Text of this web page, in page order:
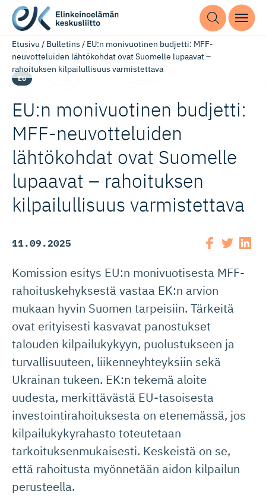
Etusivu / Bulletins / EU:n monivuotinen budjetti: MFF-
neuvotteluiden lähtökohdat ovat Suomelle lupaavat –
rahoituksen kilpailullisuus varmistettava
EU
EU:n monivuotinen budjetti:
MFF-neuvot­te­luiden
lähtökohdat ovat Suomelle
lupaavat – rahoituksen
kilpailul­lisuus varmistettava
11.09.2025
Komission esitys EU:n monivuotisesta MFF-
rahoituskehyksestä vastaa EK:n arvion
mukaan hyvin Suomen tarpeisiin. Tärkeitä
ovat erityisesti kasvavat panostukset
talouden kilpailukykyyn, puolustukseen ja
turvallisuuteen, liikenneyhteyksiin sekä
Ukrainan tukeen. EK:n tekemä aloite
uudesta, merkittävästä EU-tasoisesta
investointirahoituksesta on etenemässä, jos
kilpailukykyrahasto toteutetaan
tarkoituksenmukaisesti. Keskeistä on se,
että rahoitusta myönnetään aidon kilpailun
perusteella.